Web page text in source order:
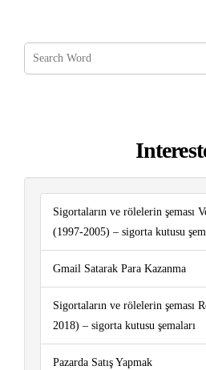
Sigortaların ve rölelerin şeması
(1997-2005) – sigorta kutusu
Gmail Satarak Para Kazanma
Sigortaların ve rölelerin şeması
2018) – sigorta kutusu şemaları
Pazarda Satış Yapmak